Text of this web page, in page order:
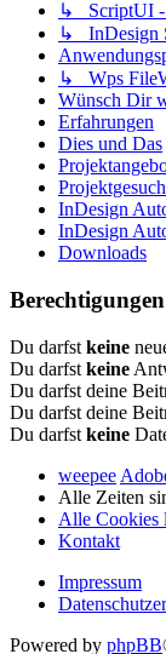
↳ ScriptUI -
↳ InDesign
↳ Wps
Wünsch Dir
Erfahrungen
Dies und Das
InDesign
InDesign
Downloads
Du darfst keine
Du darfst keine
Du darfst deine
Du darfst deine
Du darfst keine
weepee
Alle Zeiten
Alle Cookies
Kontakt
Impressum
Powered by phpBB